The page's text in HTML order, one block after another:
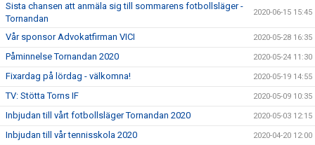
Sista chansen att anmäla sig till sommarens fotbollsläger -
Tornandan
2020-06-15 15:45
Vår sponsor Advokatfirman VICI 2020-05-28 16:35
Påminnelse Tornandan 2020 2020-05-24 11:30
Fixardag på lördag - välkomna! 2020-05-19 14:55
TV: Stötta Torns IF 2020-05-09 10:35
Inbjudan till vårt fotbollsläger Tornandan 2020 2020-05-03 12:15
Inbjudan till vår tennisskola 2020 2020-04-20 12:00